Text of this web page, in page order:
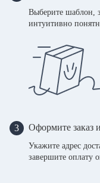
Выберите шаблон,
интуитивно
3 Оформите заказ
Укажите адрес
завершите оплату